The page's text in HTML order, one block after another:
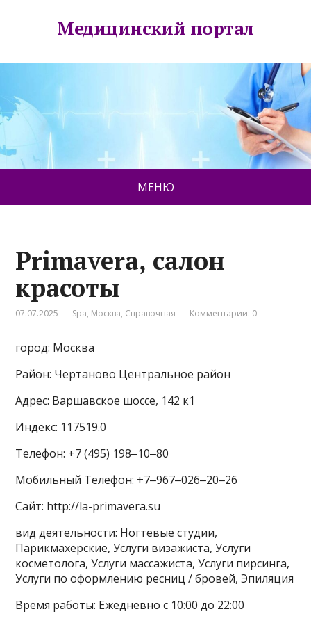
Медицинский портал
МЕНЮ
Primavera, салон
красоты
07.07.2025 Spa, Москва, Справочная Комментарии: 0
город: Москва
Район: Чертаново Центральное район
Адрес: Варшавское шоссе, 142 к1
Индекс: 117519.0
Телефон: +7 (495) 198‒10‒80
Мобильный Телефон: +7‒967‒026‒20‒26
Сайт: http://la-primavera.su
вид деятельности: Ногтевые студии,
Парикмахерские, Услуги визажиста, Услуги
косметолога, Услуги массажиста, Услуги пирсинга,
Услуги по оформлению ресниц / бровей, Эпиляция
Время работы: Ежедневно с 10:00 до 22:00